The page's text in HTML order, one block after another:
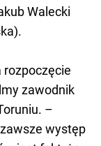
Walecki
rozpoczęcie
zawodnik
–
występ